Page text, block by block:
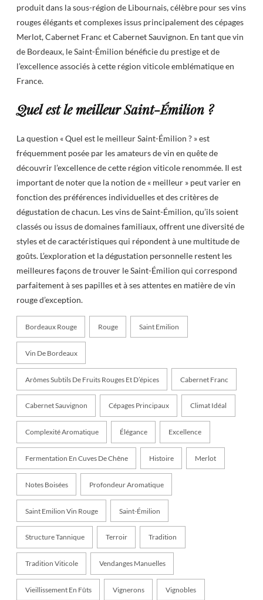
produit dans la sous-région de Libournais, célèbre pour ses vins
rouges élégants et complexes issus principalement des cépages
Merlot, Cabernet Franc et Cabernet Sauvignon. En tant que vin
de Bordeaux, le Saint-Émilion bénéficie du prestige et de
l’excellence associés à cette région viticole emblématique en
France.
Quel est le meilleur Saint-Émilion ?
La question « Quel est le meilleur Saint-Émilion ? » est
fréquemment posée par les amateurs de vin en quête de
découvrir l’excellence de cette région viticole renommée. Il est
important de noter que la notion de « meilleur » peut varier en
fonction des préférences individuelles et des critères de
dégustation de chacun. Les vins de Saint-Émilion, qu’ils soient
classés ou issus de domaines familiaux, offrent une diversité de
styles et de caractéristiques qui répondent à une multitude de
goûts. L’exploration et la dégustation personnelle restent les
meilleures façons de trouver le Saint-Émilion qui correspond
parfaitement à ses papilles et à ses attentes en matière de vin
rouge d’exception.
Bordeaux Rouge Rouge Saint Emilion
Vin De Bordeaux
Arômes Subtils De Fruits Rouges Et D’épices Cabernet Franc
Cabernet Sauvignon Cépages Principaux Climat Idéal
Complexité Aromatique Élégance Excellence
Fermentation En Cuves De Chêne Histoire Merlot
Notes Boisées Profondeur Aromatique
Saint Emilion Vin Rouge Saint-Émilion
Structure Tannique Terroir Tradition
Tradition Viticole Vendanges Manuelles
Vieillissement En Fûts Vignerons Vignobles